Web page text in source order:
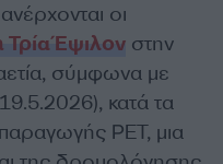
οι
Έψιλον στην
σύμφωνα με
κατά τα
PET, μια